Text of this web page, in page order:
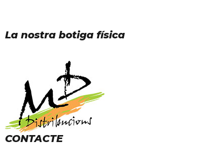
La nostra botiga física
CONTACTE